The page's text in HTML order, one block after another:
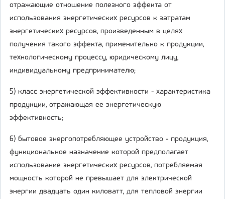
отражающие отношение полезного эффекта от
использования энергетических ресурсов к затратам
энергетических ресурсов, произведенным в целях
получения такого эффекта, применительно к продукции,
технологическому процессу, юридическому лицу,
индивидуальному предпринимателю;
5) класс энергетической эффективности - характеристика
продукции, отражающая ее энергетическую
эффективность;
6) бытовое энергопотребляющее устройство - продукция,
функциональное назначение которой предполагает
использование энергетических ресурсов, потребляемая
мощность которой не превышает для электрической
энергии двадцать один киловатт, для тепловой энергии